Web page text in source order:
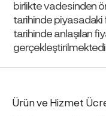
birlikte vadesinden
tarihinde piyasadaki
tarihinde anlaşılan
Ürün ve Hizmet